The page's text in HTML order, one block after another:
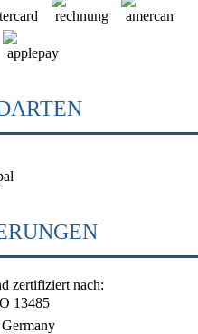
zertifiziert nach: